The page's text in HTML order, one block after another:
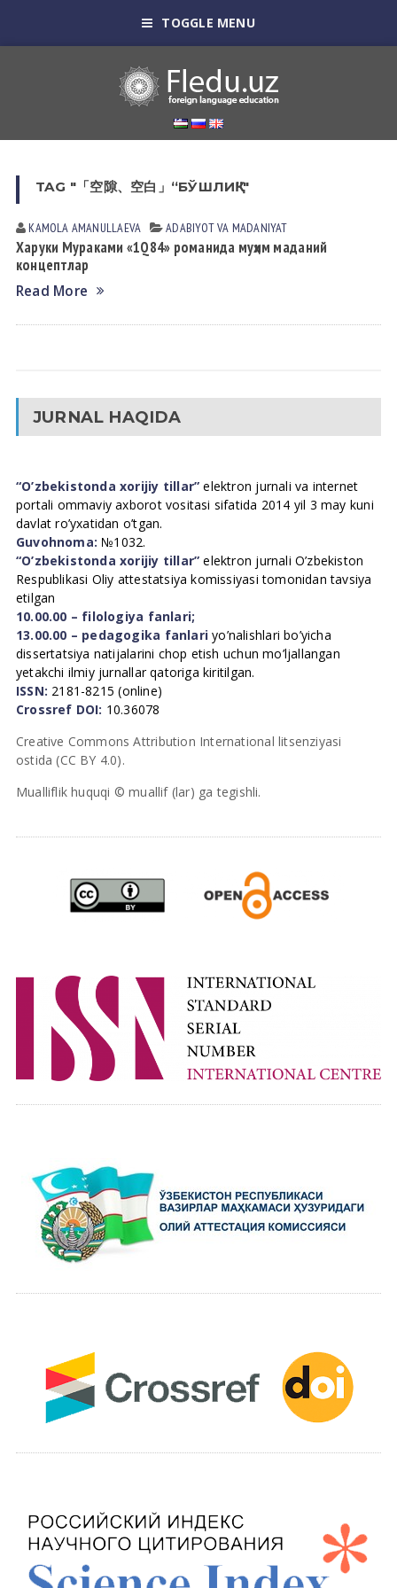
TOGGLE MENU
TAG "「空隙、空白」“БЎШЛИҚ”"
KAMOLA АMАNULLАEVА АDАBIYOT VА MАDАNIYAT
Харуки Мураками «1Q84» романида муҳим маданий
концептлар
Read More
JURNAL HAQIDA
“O’zbekistonda xorijiy tillar” elektron jurnali va internet
portali ommaviy axborot vositasi sifatida 2014 yil 3 may kuni
davlat ro’yxatidan o’tgan.
Guvohnoma: №1032.
“O’zbekistonda xorijiy tillar” elektron jurnali O’zbekiston
Respublikasi Oliy attestatsiya komissiyasi tomonidan tavsiya
etilgan
10.00.00 – filologiya fanlari;
13.00.00 – pedagogika fanlari yo’nalishlari bo’yicha
dissertatsiya natijalarini chop etish uchun mo’ljallangan
yetakchi ilmiy jurnallar qatoriga kiritilgan.
ISSN: 2181-8215 (online)
Crossref DOI: 10.36078
Creative Commons Attribution International litsenziyasi
ostida (CC BY 4.0).
Mualliflik huquqi © muallif (lar) ga tegishli.